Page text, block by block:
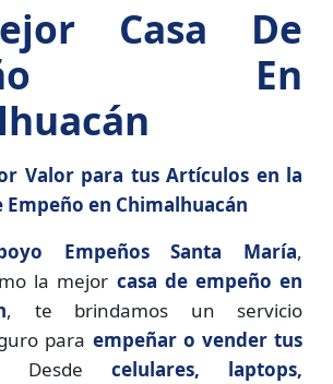
Casa De
En
Valor para tus Artículos en la
Empeño en Chimalhuacán
Empeños Santa María,
la mejor casa de empeño en
, te brindamos un servicio
para empeñar o vender tus
Desde celulares, laptops,